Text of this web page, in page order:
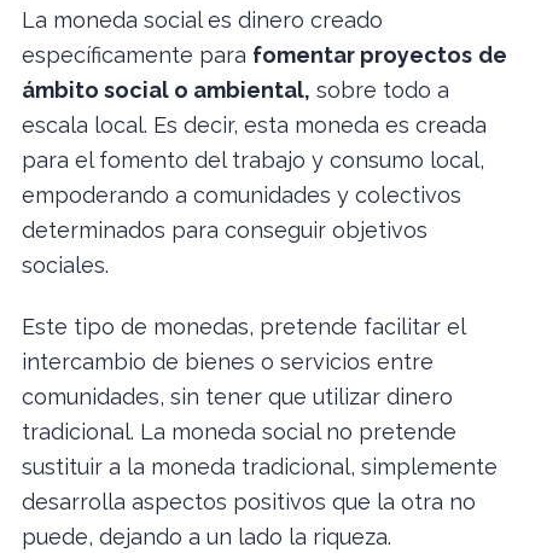
La moneda social es dinero creado
específicamente para fomentar proyectos de
ámbito social o ambiental, sobre todo a
escala local. Es decir, esta moneda es creada
para el fomento del trabajo y consumo local,
empoderando a comunidades y colectivos
determinados para conseguir objetivos
sociales.
Este tipo de monedas, pretende facilitar el
intercambio de bienes o servicios entre
comunidades, sin tener que utilizar dinero
tradicional. La moneda social no pretende
sustituir a la moneda tradicional, simplemente
desarrolla aspectos positivos que la otra no
puede, dejando a un lado la riqueza.